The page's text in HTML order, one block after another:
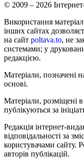
© 2009 – 2026
Використання
інших сайтах
на сайт poltava.to, не
системами; у
редакцією.
Матеріали, позначені
основі.
Матеріали, розміщені
публікуються за
Редакція інтернет-
відповідальності за
користувачами сайту.
авторів публікацій.